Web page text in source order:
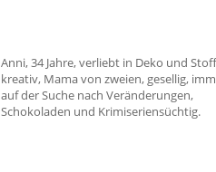
Anni, 34 Jahre, verliebt in Deko und
kreativ, Mama von zweien, gesellig,
auf der Suche nach Veränderungen,
Schokoladen und Krimiseriensüchtig.